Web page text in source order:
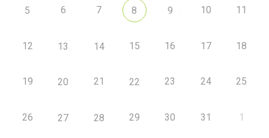
5 6 7 8 9 10 11
12 13 14 15 16 17 18
19 20 21 22 23 24 25
26 27 28 29 30 31 1